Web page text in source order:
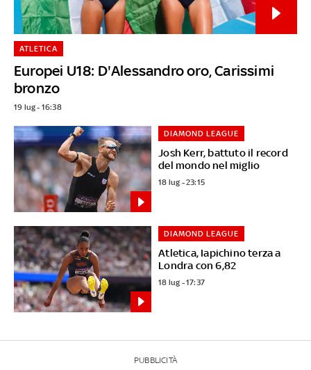
Europei U18: D'Alessandro oro, Carissimi
bronzo
ATLETICA
19 lug - 16:38
Josh Kerr, battuto il record
del mondo nel miglio
DIAMOND LEAGUE
18 lug - 23:15
Atletica, Iapichino terza a
Londra con 6,82
DIAMOND LEAGUE
18 lug - 17:37
PUBBLICITÀ